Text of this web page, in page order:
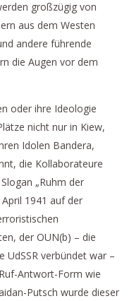
großzügig von
aus dem Westen
andere führende
die Augen vor dem
oder ihre Ideologie
nicht nur in Kiew,
Idolen Bandera,
die Kollaborateure
„Ruhm der
1941 auf der
der OUN(b) – die
UdSSR verbündet war –
Antwort-Form wie
Putsch wurde dieser